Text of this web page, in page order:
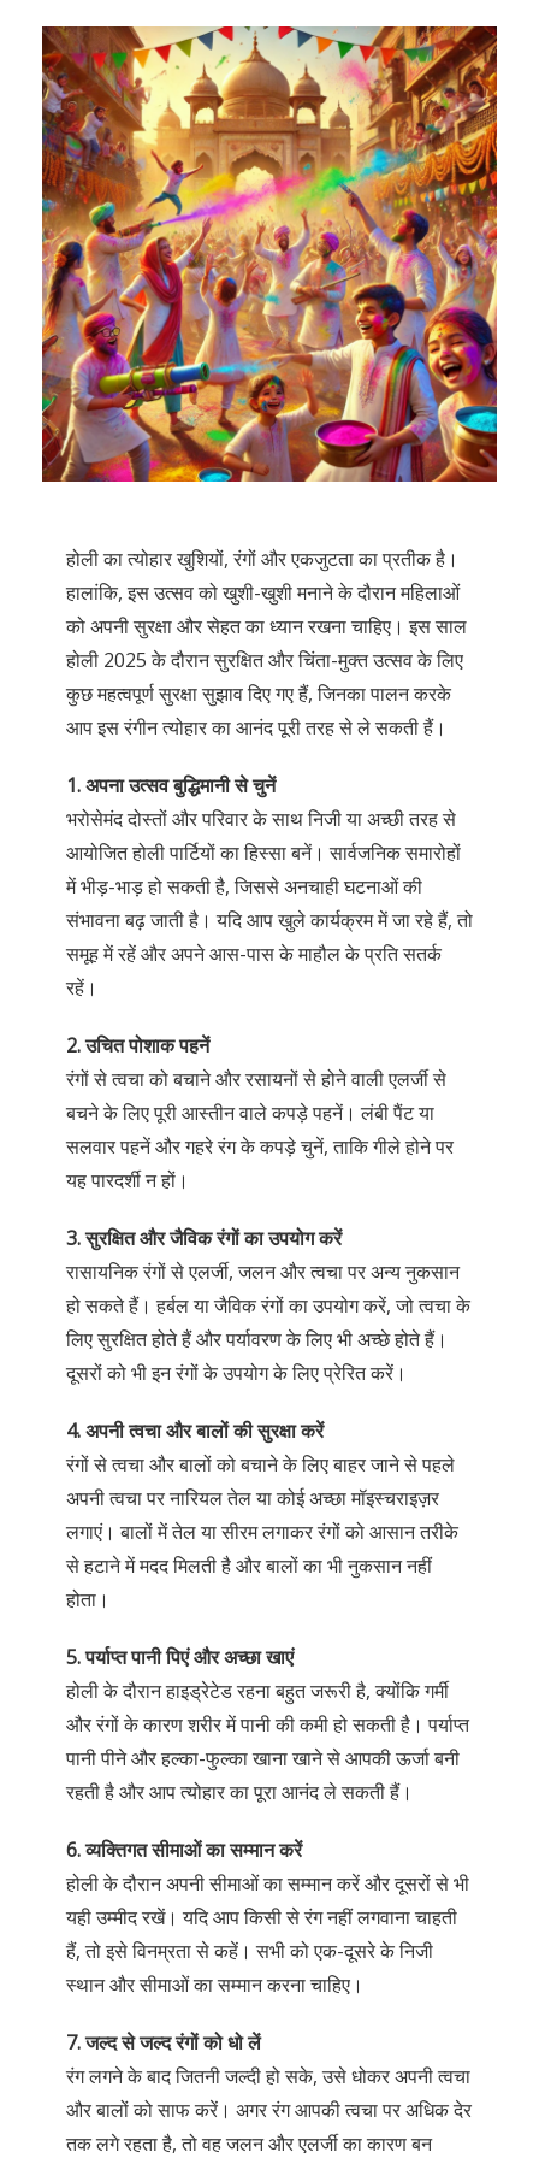
होली का त्योहार खुशियों, रंगों और एकजुटता का प्रतीक है।
हालांकि, इस उत्सव को खुशी-खुशी मनाने के दौरान महिलाओं
को अपनी सुरक्षा और सेहत का ध्यान रखना चाहिए। इस साल
होली 2025 के दौरान सुरक्षित और चिंता-मुक्त उत्सव के लिए
कुछ महत्वपूर्ण सुरक्षा सुझाव दिए गए हैं, जिनका पालन करके
आप इस रंगीन त्योहार का आनंद पूरी तरह से ले सकती हैं।
1. अपना उत्सव बुद्धिमानी से चुनें
भरोसेमंद दोस्तों और परिवार के साथ निजी या अच्छी तरह से
आयोजित होली पार्टियों का हिस्सा बनें। सार्वजनिक समारोहों
में भीड़-भाड़ हो सकती है, जिससे अनचाही घटनाओं की
संभावना बढ़ जाती है। यदि आप खुले कार्यक्रम में जा रहे हैं, तो
समूह में रहें और अपने आस-पास के माहौल के प्रति सतर्क
रहें।
2. उचित पोशाक पहनें
रंगों से त्वचा को बचाने और रसायनों से होने वाली एलर्जी से
बचने के लिए पूरी आस्तीन वाले कपड़े पहनें। लंबी पैंट या
सलवार पहनें और गहरे रंग के कपड़े चुनें, ताकि गीले होने पर
यह पारदर्शी न हों।
3. सुरक्षित और जैविक रंगों का उपयोग करें
रासायनिक रंगों से एलर्जी, जलन और त्वचा पर अन्य नुकसान
हो सकते हैं। हर्बल या जैविक रंगों का उपयोग करें, जो त्वचा के
लिए सुरक्षित होते हैं और पर्यावरण के लिए भी अच्छे होते हैं।
दूसरों को भी इन रंगों के उपयोग के लिए प्रेरित करें।
4. अपनी त्वचा और बालों की सुरक्षा करें
रंगों से त्वचा और बालों को बचाने के लिए बाहर जाने से पहले
अपनी त्वचा पर नारियल तेल या कोई अच्छा मॉइस्चराइज़र
लगाएं। बालों में तेल या सीरम लगाकर रंगों को आसान तरीके
से हटाने में मदद मिलती है और बालों का भी नुकसान नहीं
होता।
5. पर्याप्त पानी पिएं और अच्छा खाएं
होली के दौरान हाइड्रेटेड रहना बहुत जरूरी है, क्योंकि गर्मी
और रंगों के कारण शरीर में पानी की कमी हो सकती है। पर्याप्त
पानी पीने और हल्का-फुल्का खाना खाने से आपकी ऊर्जा बनी
रहती है और आप त्योहार का पूरा आनंद ले सकती हैं।
6. व्यक्तिगत सीमाओं का सम्मान करें
होली के दौरान अपनी सीमाओं का सम्मान करें और दूसरों से भी
यही उम्मीद रखें। यदि आप किसी से रंग नहीं लगवाना चाहती
हैं, तो इसे विनम्रता से कहें। सभी को एक-दूसरे के निजी
स्थान और सीमाओं का सम्मान करना चाहिए।
7. जल्द से जल्द रंगों को धो लें
रंग लगने के बाद जितनी जल्दी हो सके, उसे धोकर अपनी त्वचा
और बालों को साफ करें। अगर रंग आपकी त्वचा पर अधिक देर
तक लगे रहता है, तो वह जलन और एलर्जी का कारण बन